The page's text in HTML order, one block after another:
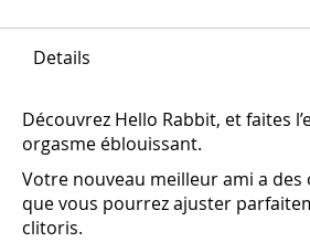
Details
Découvrez Hello Rabbit, et faites
orgasme éblouissant.
Votre nouveau meilleur ami a des
que vous pourrez ajuster
clitoris.